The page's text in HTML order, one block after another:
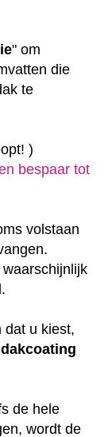
" om
die
te
)
bespaar tot
volstaan
dat u kiest,
dakcoating
de hele
wordt de